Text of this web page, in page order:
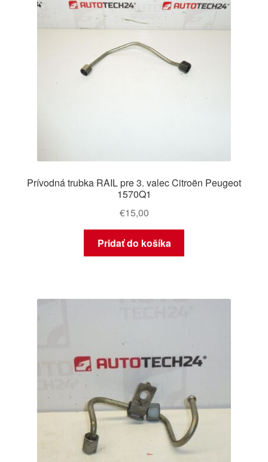
Prívodná trubka RAIL pre 3. valec Citroën Peugeot
1570Q1
€15,00
Pridať do košíka